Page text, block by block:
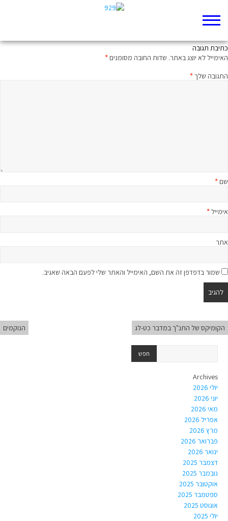
כתיבת תגובה
האימייל לא יוצג באתר. שדות החובה מסומנים*
התגובה שלך*
שם*
אימייל *
אתר
שמור בדפדפן זה את השם, האימייל והאתר שלי לפעם הבאה שאגיב.
הקומיקס של התנ"ך במדבר כט-לג הנוקמים
Archives
יולי 2026
יוני 2026
מאי 2026
אפריל 2026
מרץ 2026
פברואר 2026
ינואר 2026
דצמבר 2025
נובמבר 2025
אוקטובר 2025
ספטמבר 2025
אוגוסט 2025
יולי 2025